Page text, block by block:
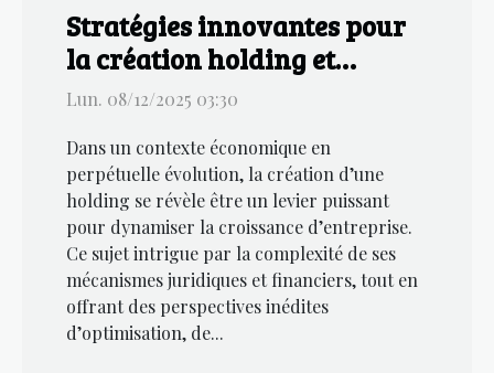
Stratégies innovantes pour
la création holding et
croissance d'entreprise
Lun. 08/12/2025 03:30
Dans un contexte économique en
perpétuelle évolution, la création d’une
holding se révèle être un levier puissant
pour dynamiser la croissance d’entreprise.
Ce sujet intrigue par la complexité de ses
mécanismes juridiques et financiers, tout en
offrant des perspectives inédites
d’optimisation, de...